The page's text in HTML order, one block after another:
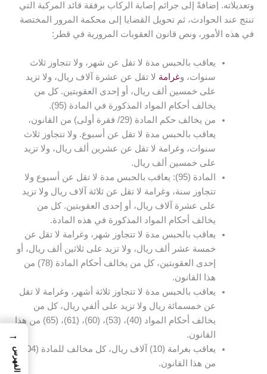
وتعديلاته. إضافةً إلى جرائم إصابة الركاب برفقة قائد المركبة التي
تنتج عند الحوادث، ثم تحويل القضايا إلى محكمة المرور المختصة
في هذه الأمور، ونص قانون العقوبات المرورية في قطر:
يعاقب بالحبس مدة لا تقل عن شهر، ولا تتجاوز ثلاث
سنوات، وغرامة لا تقل عن عشرة آلاف ريال، ولا تزيد
على خمسين ألف ريال، أو إحدى العقوبتين. كل من
يخالف أحكام المواد المذكورة في المادة (95).
من يخالف حكم المادة (29/ فقرة أولى) من القانون،
يعاقب بالحبس مدة لا تقل عن أسبوع. ولا تتجاوز ثلاث
سنوات، وغرامة لا تقل عن عشرين ألف ريال، ولا تزيد
على خمسين ألف ريال.
المادة (95): يعاقب بالحبس مدة لا تقل عن أسبوع ولا
تتجاوز سنة، وغرامة لا تقل عن ثلاثة آلاف ريال ولا تزيد
على عشرة آلاف ريال، أو إحدى العقوبتين. كل من
يخالف أحكام المواد المذكورة في هذه المادة.
يعاقب بالحبس مدة لا تتجاوز شهر، وغرامة لا تقل عن
خمسة عشر ألف ريال، ولا تزيد على ثلاثين ألف ريال، أو
إحدى العقوبتين، كل من يخالف أحكام المادة (78) من
هذا القانون.
يعاقب بالحبس مدة لا تتجاوز ثلاثة أشهر، وغرامة لا تقل
عن خمسمائة ريال ولا تزيد على ألفي ريال، كل من
يخالف أحكام المواد (40)، (53)، (60)، (61)، (65) من هذا
القانون.
من هذا القانون.
→
الفهرس